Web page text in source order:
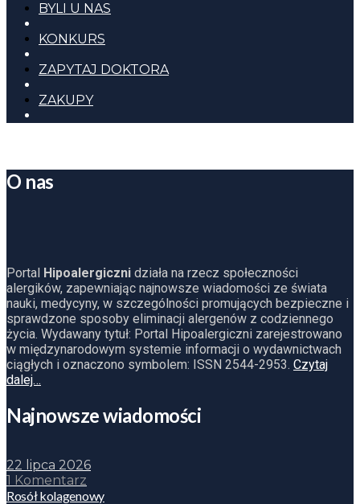
BYLI U NAS
KONKURS
ZAPYTAJ DOKTORA
ZAKUPY
O nas
Portal Hipoalergiczni działa na rzecz społeczności
alergików, zapewniając najnowsze wiadomości ze świata
nauki, medycyny, w szczególności promujących bezpieczne i
sprawdzone sposoby eliminacji alergenów z codziennego
życia. Wydawany tytuł: Portal Hipoalergiczni zarejestrowano
w międzynarodowym systemie informacji o wydawnictwach
ciągłych i oznaczono symbolem: ISSN 2544-2953. Czytaj
dalej…
Najnowsze wiadomości
22 lipca 2026
1 Komentarz
Rosół kolagenowy